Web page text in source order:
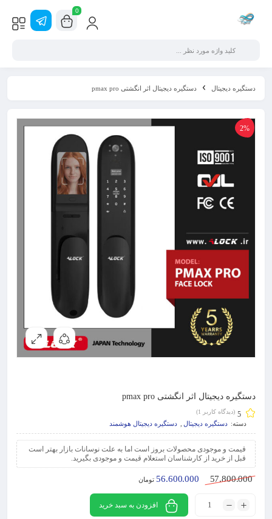
0
دستگیره دیجیتال دستگیره دیجیتال اثر انگشتی pmax pro
2%
دستگیره دیجیتال اثر انگشتی pmax pro
5 (دیدگاه کاربر 1
)
دسته: دستگیره دیجیتال دستگیره دیجیتال هوشمند
قیمت و موجودی محصولات بروز است اما به علت نوسانات بازار بهتر است
قبل از خرید از کارشناسان استعلام قیمت و موجودی بگیرید.
57.800.000
56.600.000 تومان
افزودن به سبد خرید